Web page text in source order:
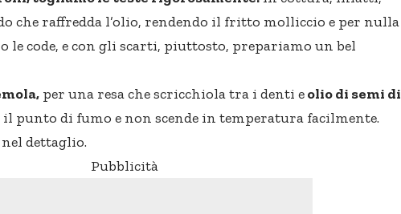
che raffredda l’olio, rendendo il fritto molliccio e per nulla
le code, e con gli scarti, piuttosto, prepariamo un bel
per una resa che scricchiola tra i denti eolio di semi di
il punto di fumo e non scende in temperatura facilmente.
dettaglio.
Pubblicità